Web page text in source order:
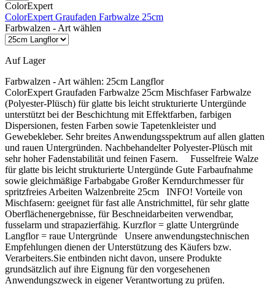
ColorExpert
ColorExpert Graufaden Farbwalze 25cm
Farbwalzen - Art wählen
Auf Lager
Farbwalzen - Art wählen: 25cm Langflor
ColorExpert Graufaden Farbwalze 25cm Mischfaser Farbwalze
(Polyester-Plüsch) für glatte bis leicht strukturierte Untergünde
unterstützt bei der Beschichtung mit Effektfarben, farbigen
Dispersionen, festen Farben sowie Tapetenkleister und
Gewebekleber. Sehr breites Anwendungsspektrum auf allen glatten
und rauen Untergründen. Nachbehandelter Polyester-Plüsch mit
sehr hoher Fadenstabilität und feinen Fasern. Fusselfreie Walze
für glatte bis leicht strukturierte Untergünde Gute Farbaufnahme
sowie gleichmäßige Farbabgabe Großer Kerndurchmesser für
spritzfreies Arbeiten Walzenbreite 25cm INFO! Vorteile von
Mischfasern: geeignet für fast alle Anstrichmittel, für sehr glatte
Oberflächenergebnisse, für Beschneidarbeiten verwendbar,
fusselarm und strapazierfähig. Kurzflor = glatte Untergründe
Langflor = raue Untergründe Unsere anwendungstechnischen
Empfehlungen dienen der Unterstützung des Käufers bzw.
Verarbeiters.Sie entbinden nicht davon, unsere Produkte
grundsätzlich auf ihre Eignung für den vorgesehenen
Anwendungszweck in eigener Verantwortung zu prüfen.